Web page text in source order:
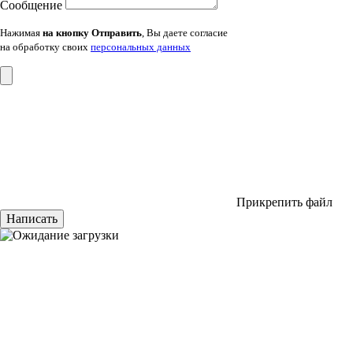
Сообщение
Нажимая на кнопку Отправить, Вы даете согласие
на обработку своих персональных данных
Прикрепить файл
Написать